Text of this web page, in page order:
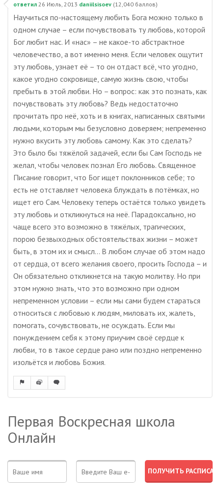
ответил 26 Июль, 2013 daniilsisoev (12,040 баллов)
Научиться по-настоящему любить Бога можно только в
одном случае – если почувствовать ту любовь, которой
Бог любит нас. И «нас» – не какое-то абстрактное
человечество, а вот именно меня. Если человек ощутит
эту любовь, узнает её – то он отдаст всё, что угодно,
какое угодно сокровище, самую жизнь свою, чтобы
пребыть в этой любви. Но – вопрос: как это познать, как
почувствовать эту любовь? Ведь недостаточно
прочитать про неё, хоть и в книгах, написанных святыми
людьми, которым мы безусловно доверяем; непременно
нужно вкусить эту любовь самому. Как это сделать?
Это было бы тяжёлой задачей, если бы Сам Господь не
желал, чтобы человек познал Его любовь. Священное
Писание говорит, что Бог ищет поклонников себе; то
есть не отставляет человека блуждать в потёмках, но
ищет его Сам. Человеку теперь остаётся только увидеть
эту любовь и откликнуться на неё. Парадоксально, но
чаще всего это возможно в тяжёлых, трагических,
порою безвыходных обстоятельствах жизни – может
быть, в этом их и смысл… В любом случае об этом надо
от сердца, от всего желания своего, просить Господа – и
Он обязательно откликнется на такую молитву. Но при
этом нужно знать, что это возможно при одном
непременном условии – если мы сами будем стараться
относиться с любовью к людям, миловать их, жалеть,
помогать, сочувствовать, не осуждать. Если мы
понуждением себя к этому приучим своё сердце к
любви, то в такое сердце рано или поздно непременно
изольётся и любовь Божия.
Первая Воскресная школа
Онлайн